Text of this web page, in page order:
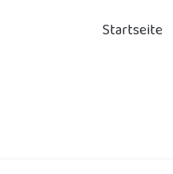
Startseite